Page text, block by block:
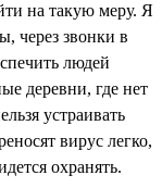
на такую меру. Я
через звонки в
людей
деревни, где нет
устраивать
вирус легко,
охранять.